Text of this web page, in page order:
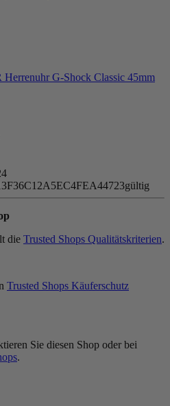
G-Shock Classic 45mm
gültig
die Trusted Shops Qualitätskriterien.
Trusted Shops Käuferschutz
Sie diesen Shop oder bei
.